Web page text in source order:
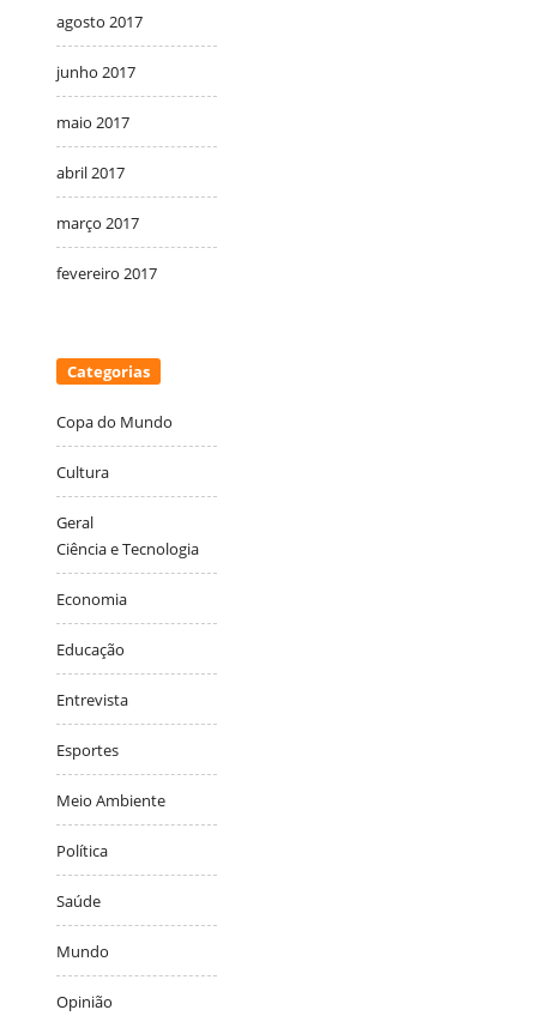
agosto 2017
junho 2017
maio 2017
abril 2017
março 2017
fevereiro 2017
Categorias
Copa do Mundo
Cultura
Geral
Ciência e Tecnologia
Economia
Educação
Entrevista
Esportes
Meio Ambiente
Política
Saúde
Mundo
Opinião